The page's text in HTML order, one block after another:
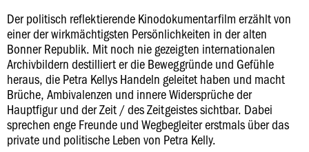
Der politisch reflektierende Kinodokumentarfilm erzählt von
einer der wirkmächtigsten Persönlichkeiten in der alten
Bonner Republik. Mit noch nie gezeigten internationalen
Archivbildern destilliert er die Beweggründe und Gefühle
heraus, die Petra Kellys Handeln geleitet haben und macht
Brüche, Ambivalenzen und innere Widersprüche der
Hauptfigur und der Zeit / des Zeitgeistes sichtbar. Dabei
sprechen enge Freunde und Wegbegleiter erstmals über das
private und politische Leben von Petra Kelly.